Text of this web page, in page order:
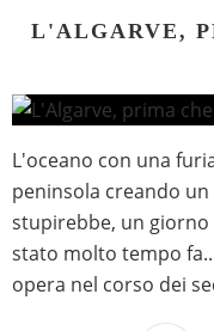
L'ALGARVE,
L'oceano con una
peninsola creando un
stupirebbe, un
stato molto tempo
opera nel corso dei